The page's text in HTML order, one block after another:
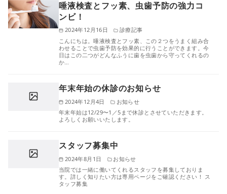
唾液検査とフッ素、虫歯予防の強力コ
ンビ！
2024年12月16日
診療記事
こんにちは。唾液検査とフッ素、この２つをうまく組み合
わせることで虫歯予防を効果的に行うことができます。今
日はこの二つがどんなふうに歯を虫歯から守ってくれるの
か…
年末年始の休診のお知らせ
2024年12月4日
お知らせ
年末年始は12/29〜1／5まで休診とさせていただきます。
よろしくお願いいたします。
スタッフ募集中
2024年8月1日
お知らせ
当院では一緒に働いてくれるスタッフを募集しておりま
す。詳しく知りたい方は専用ページをご確認ください！ ス
タッフ募集